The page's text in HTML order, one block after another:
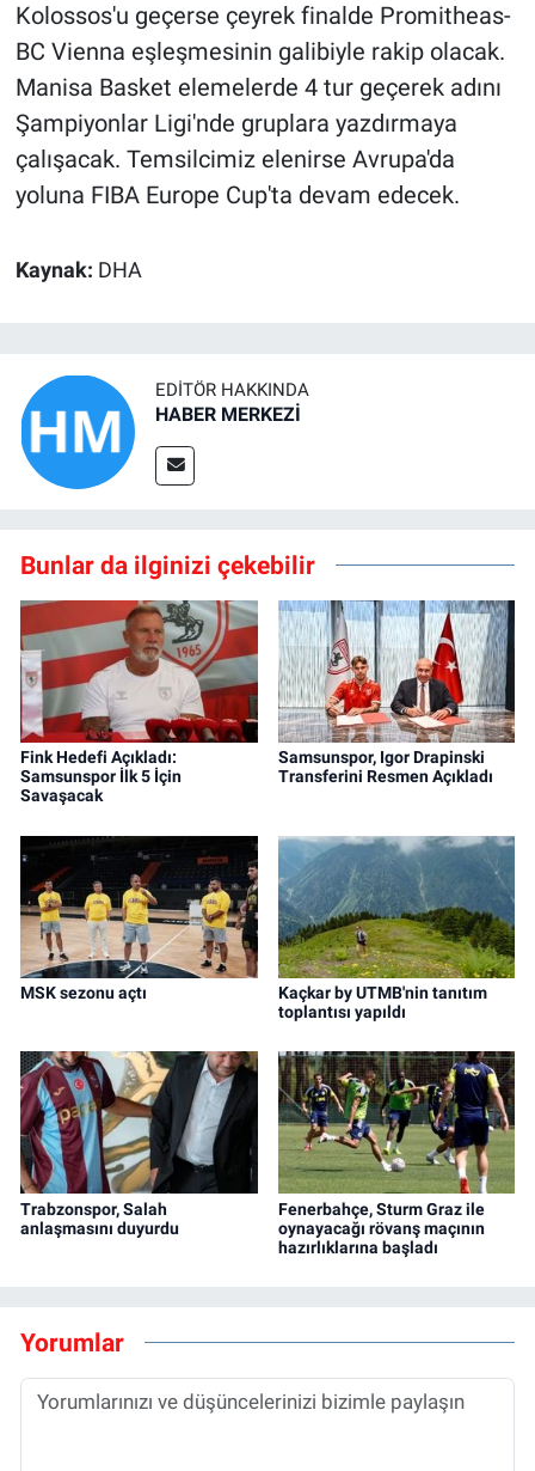
Kolossos'u geçerse çeyrek finalde Promitheas-
BC Vienna eşleşmesinin galibiyle rakip olacak.
Manisa Basket elemelerde 4 tur geçerek adını
Şampiyonlar Ligi'nde gruplara yazdırmaya
çalışacak. Temsilcimiz elenirse Avrupa'da
yoluna FIBA Europe Cup'ta devam edecek.
Kaynak: DHA
EDITÖR HAKKINDA
HABER MERKEZİ
Bunlar da ilginizi çekebilir
Fink Hedefi Açıkladı:
Samsunspor İlk 5 İçin
Savaşacak
Samsunspor, Igor Drapinski
Transferini Resmen Açıkladı
MSK sezonu açtı
Kaçkar by UTMB'nin tanıtım
toplantısı yapıldı
Trabzonspor, Salah
anlaşmasını duyurdu
Fenerbahçe, Sturm Graz ile
oynayacağı rövanş maçının
hazırlıklarına başladı
Yorumlar